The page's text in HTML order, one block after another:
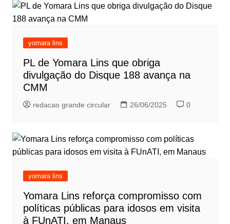
yomara lins
PL de Yomara Lins que obriga
divulgação do Disque 188 avança na
CMM
redacao grande circular 26/06/2025 0
yomara lins
Yomara Lins reforça compromisso com
políticas públicas para idosos em visita
à FUnATI, em Manaus